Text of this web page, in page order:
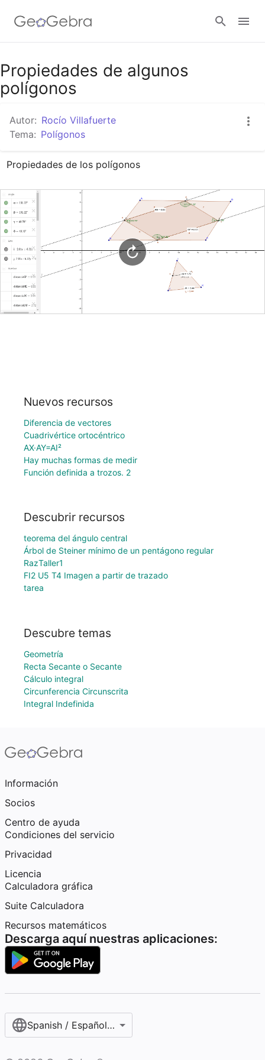
Google Classroom
Propiedades de algunos
polígonos
Autor: Rocío Villafuerte
Tema: Polígonos
Propiedades de los polígonos
Nuevos recursos
Diferencia de vectores
Cuadrivértice ortocéntrico
AX·AY=AI²
Hay muchas formas de medir
Función definida a trozos. 2
Descubrir recursos
teorema del ángulo central
Árbol de Steiner mínimo de un pentágono regular
RazTaller1
FI2 U5 T4 Imagen a partir de trazado
tarea
Descubre temas
Geometría
Recta Secante o Secante
Cálculo integral
Circunferencia Circunscrita
Integral Indefinida
Información
Socios
Centro de ayuda
Condiciones del servicio
Privacidad
Licencia
Calculadora gráfica
Suite Calculadora
Recursos matemáticos
Descarga aquí nuestras aplicaciones:
Spanish / Español (internacional)